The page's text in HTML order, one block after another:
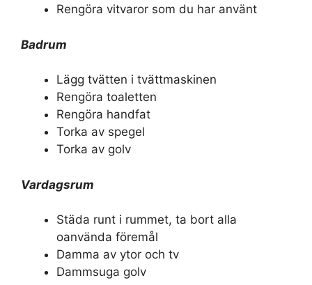
Rengöra vitvaror som du har använt
Badrum
Lägg tvätten i tvättmaskinen
Rengöra toaletten
Rengöra handfat
Torka av spegel
Torka av golv
Vardagsrum
Städa runt i rummet, ta bort alla
oanvända föremål
Damma av ytor och tv
Dammsuga golv